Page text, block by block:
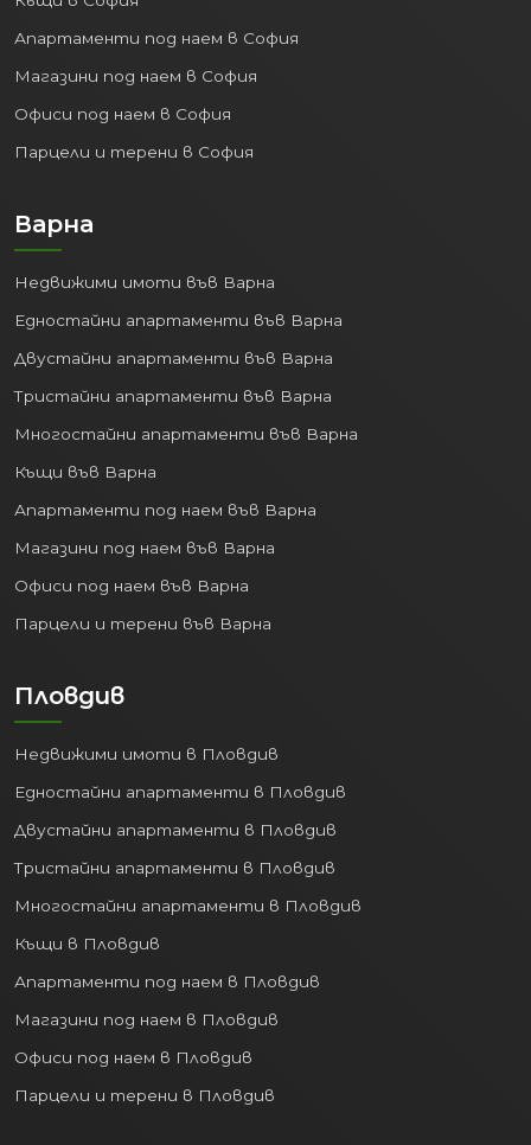
местното население разполага с все
повече средства. За вас като
инвеститор това означава две неща:
Сигурен пазар на наеми, където
наемателите могат да си позволят
благодарение на растящите си
доходи.
2. Рекордна заетост и
разрастващ се пазар на
труда
Пловдив и Тракия икономическа зона
генерират огромно количество нови
списъчен брой на работещите по
трудово правоотношение е нараснал
от 211 493 души през 2020 г. до
рекордно ниските
Всеки нов служител в региона е
жилище. Притокът на кадри от
съседни области гарантира, че
търсенето на апартаменти в Пловдив
предпазвайки инвестицията ви от
обезценяване.
3. Бизнес експанзия и
чуждестранни
инвестиции
Когато големият бизнес расте, расте
Апартаменти под наем в София
Магазини под наем в София
Офиси под наем в София
Парцели и терени в София
Варна
Недвижими имоти във Варна
Едностайни апартаменти във Варна
Двустайни апартаменти във Варна
Тристайни апартаменти във Варна
Многостайни апартаменти във Варна
Къщи във Варна
Апартаменти под наем във Варна
Магазини под наем във Варна
Офиси под наем във Варна
Парцели и терени във Варна
Пловдив
Недвижими имоти в Пловдив
Едностайни апартаменти в Пловдив
Двустайни апартаменти в Пловдив
Тристайни апартаменти в Пловдив
Многостайни апартаменти в Пловдив
Къщи в Пловдив
Апартаменти под наем в Пловдив
Магазини под наем в Пловдив
Офиси под наем в Пловдив
Парцели и терени в Пловдив